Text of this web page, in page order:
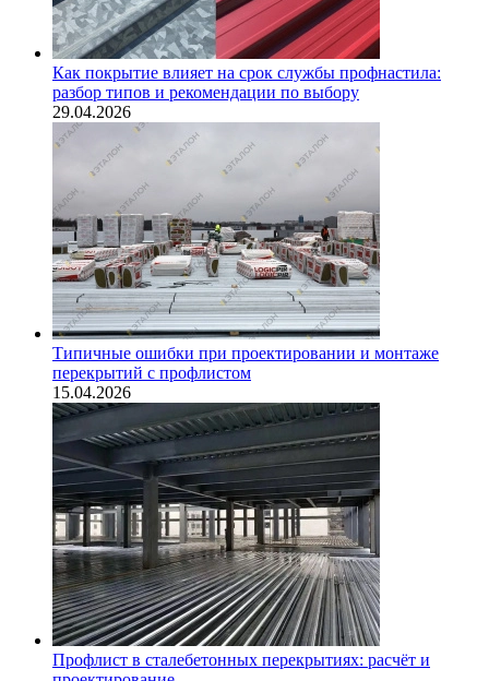
Как покрытие влияет на срок службы профнастила:
разбор типов и рекомендации по выбору
29.04.2026
Типичные ошибки при проектировании и монтаже
перекрытий с профлистом
15.04.2026
Профлист в сталебетонных перекрытиях: расчёт и